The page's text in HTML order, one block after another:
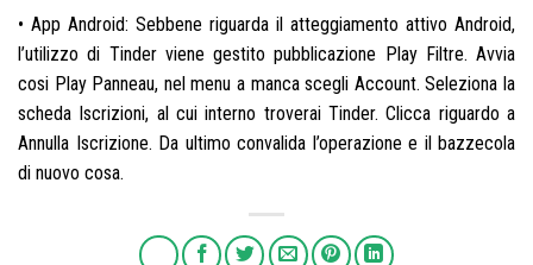
• App Android: Sebbene riguarda il atteggiamento attivo Android,
l’utilizzo di Tinder viene gestito pubblicazione Play Filtre. Avvia
cosi Play Panneau, nel menu a manca scegli Account. Seleziona la
scheda Iscrizioni, al cui interno troverai Tinder. Clicca riguardo a
Annulla Iscrizione. Da ultimo convalida l’operazione e il bazzecola
di nuovo cosa.